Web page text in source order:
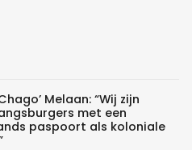
Melaan: “Wij zijn
met een
paspoort als koloniale